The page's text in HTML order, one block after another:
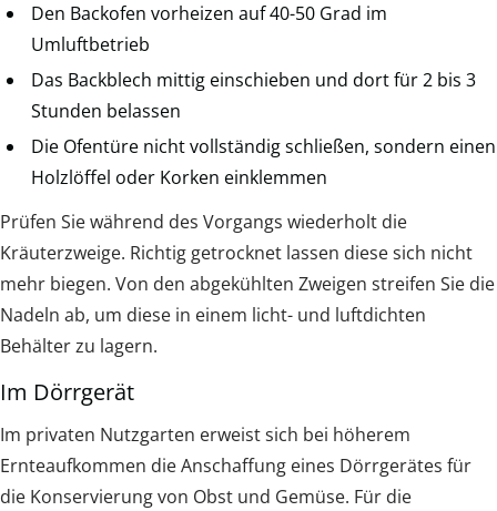
Den Backofen vorheizen auf 40-50 Grad im
Umluftbetrieb
Das Backblech mittig einschieben und dort für 2 bis 3
Stunden belassen
Die Ofentüre nicht vollständig schließen, sondern einen
Holzlöffel oder Korken einklemmen
Prüfen Sie während des Vorgangs wiederholt die
Kräuterzweige. Richtig getrocknet lassen diese sich nicht
mehr biegen. Von den abgekühlten Zweigen streifen Sie die
Nadeln ab, um diese in einem licht- und luftdichten
Behälter zu lagern.
Im Dörrgerät
Im privaten Nutzgarten erweist sich bei höherem
Ernteaufkommen die Anschaffung eines Dörrgerätes für
die Konservierung von Obst und Gemüse. Für die